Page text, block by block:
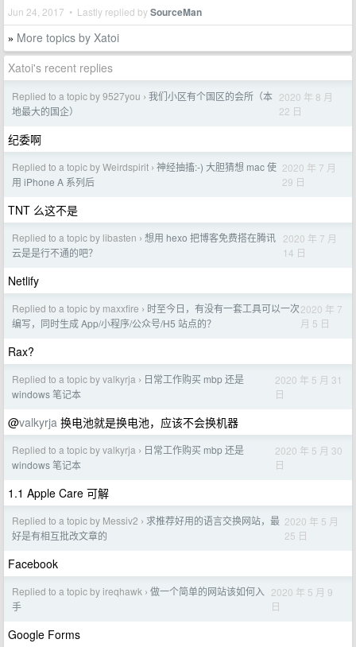
Jun 24, 2017 • Lastly replied bySourceMan
» More topics by Xatoi
Xatoi's recent replies
Replied to a topic by 9527you › 我们小区有个国区的会所（本
地最大的国企）
2020 年 8 月
22 日
纪委啊
Replied to a topic by Weirdspirit › 神经抽搐:-) 大胆猜想 mac 使
用 iPhone A 系列后
2020 年 7 月
29 日
TNT 么这不是
Replied to a topic by libasten › 想用 hexo 把博客免费搭在腾讯
云是是行不通的吧？
2020 年 7 月
14 日
Netlify
Replied to a topic by maxxfire › 时至今日，有没有一套工具可以一次
编写，同时生成 App/小程序/公众号/H5 站点的？
2020 年 7
月 5 日
Rax?
Replied to a topic by valkyrja › 日常工作购买 mbp 还是
windows 笔记本
2020 年 5 月 31
日
@valkyrja 换电池就是换电池，应该不会换机器
Replied to a topic by valkyrja › 日常工作购买 mbp 还是
windows 笔记本
2020 年 5 月 30
日
1.1 Apple Care 可解
Replied to a topic by Messiv2 › 求推荐好用的语言交换网站，最
好是有相互批改文章的
2020 年 5 月
25 日
Facebook
Replied to a topic by ireqhawk › 做一个简单的网站该如何入
手
2020 年 5 月 9
日
Google Forms